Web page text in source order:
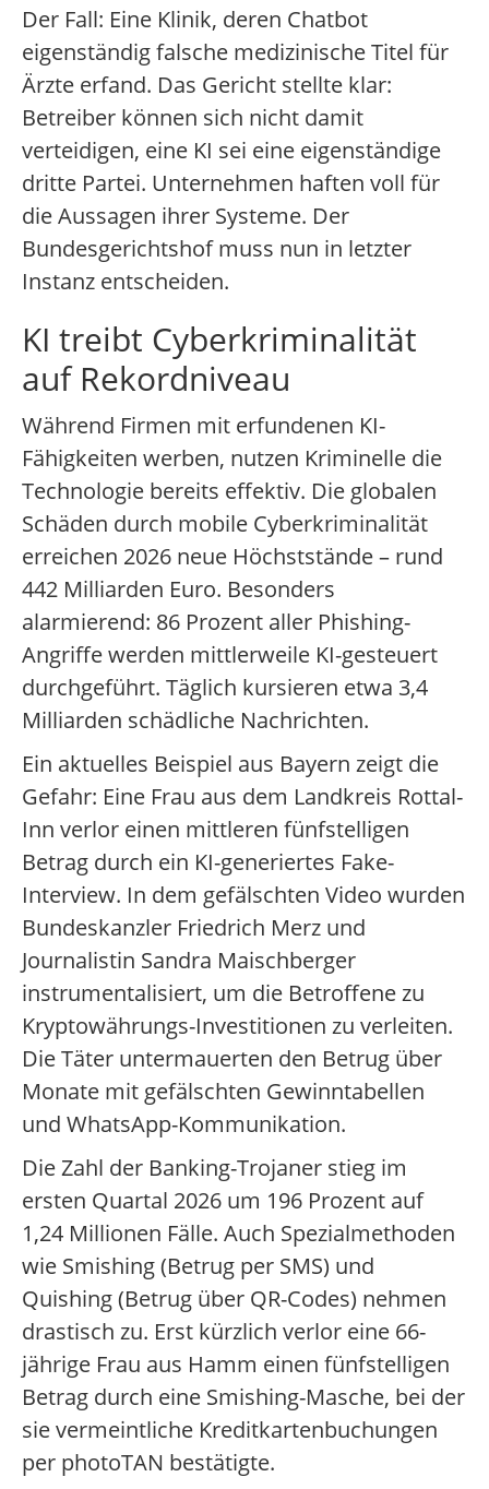
Der Fall: Eine Klinik, deren Chatbot
eigenständig falsche medizinische Titel für
Ärzte erfand. Das Gericht stellte klar:
Betreiber können sich nicht damit
verteidigen, eine KI sei eine eigenständige
dritte Partei. Unternehmen haften voll für
die Aussagen ihrer Systeme. Der
Bundesgerichtshof muss nun in letzter
Instanz entscheiden.
KI treibt Cyberkriminalität
auf Rekordniveau
Während Firmen mit erfundenen KI-
Fähigkeiten werben, nutzen Kriminelle die
Technologie bereits effektiv. Die globalen
Schäden durch mobile Cyberkriminalität
erreichen 2026 neue Höchststände – rund
442 Milliarden Euro. Besonders
alarmierend: 86 Prozent aller Phishing-
Angriffe werden mittlerweile KI-gesteuert
durchgeführt. Täglich kursieren etwa 3,4
Milliarden schädliche Nachrichten.
Ein aktuelles Beispiel aus Bayern zeigt die
Gefahr: Eine Frau aus dem Landkreis Rottal-
Inn verlor einen mittleren fünfstelligen
Betrag durch ein KI-generiertes Fake-
Interview. In dem gefälschten Video wurden
Bundeskanzler Friedrich Merz und
Journalistin Sandra Maischberger
instrumentalisiert, um die Betroffene zu
Kryptowährungs-Investitionen zu verleiten.
Die Täter untermauerten den Betrug über
Monate mit gefälschten Gewinntabellen
und WhatsApp-Kommunikation.
Die Zahl der Banking-Trojaner stieg im
ersten Quartal 2026 um 196 Prozent auf
1,24 Millionen Fälle. Auch Spezialmethoden
wie Smishing (Betrug per SMS) und
Quishing (Betrug über QR-Codes) nehmen
drastisch zu. Erst kürzlich verlor eine 66-
jährige Frau aus Hamm einen fünfstelligen
Betrag durch eine Smishing-Masche, bei der
sie vermeintliche Kreditkartenbuchungen
per photoTAN bestätigte.